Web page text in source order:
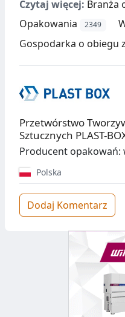
Czytaj więcej: Branża
Opakowania 2349
Gospodarka o obiegu
Przetwórstwo
Sztucznych PLAST-
Producent
Polska
Dodaj Komentarz